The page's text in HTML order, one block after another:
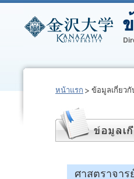
หน้าแรก ข้อมูลเกี่ยวกั
ศาสตราจา